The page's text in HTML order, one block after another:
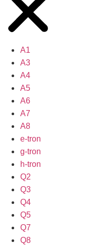
A1
A3
A4
A5
A6
A7
A8
e-tron
g-tron
h-tron
Q2
Q3
Q4
Q5
Q7
Q8